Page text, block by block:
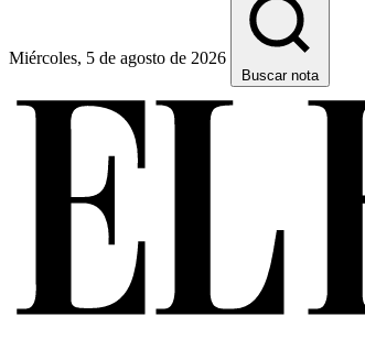
Miércoles, 5 de agosto de 2026
Buscar nota